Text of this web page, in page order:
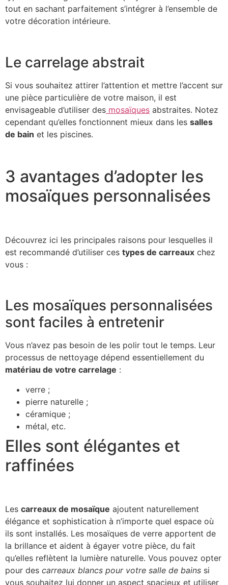
tout en sachant parfaitement s’intégrer à l’ensemble de
votre décoration intérieure.
Le carrelage abstrait
Si vous souhaitez attirer l’attention et mettre l’accent sur
une pièce particulière de votre maison, il est
envisageable d’utiliser des mosaïques abstraites. Notez
cependant qu’elles fonctionnent mieux dans les salles
de bain et les piscines.
3 avantages d’adopter les
mosaïques personnalisées
Découvrez ici les principales raisons pour lesquelles il
est recommandé d’utiliser ces types de carreaux chez
vous :
Les mosaïques personnalisées
sont faciles à entretenir
Vous n’avez pas besoin de les polir tout le temps. Leur
processus de nettoyage dépend essentiellement du
matériau de votre carrelage :
verre ;
pierre naturelle ;
céramique ;
métal, etc.
Elles sont élégantes et
raffinées
Les carreaux de mosaïque ajoutent naturellement
élégance et sophistication à n’importe quel espace où
ils sont installés. Les mosaïques de verre apportent de
la brillance et aident à égayer votre pièce, du fait
qu’elles reflètent la lumière naturelle. Vous pouvez opter
pour des carreaux blancs pour votre salle de bains si
vous souhaitez lui donner un aspect spacieux et utiliser